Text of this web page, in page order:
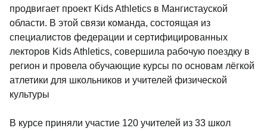
продвигает проект Kids Athletics в Мангистауской
области. В этой связи команда, состоящая из
специалистов федерации и сертифицированных
лекторов Kids Athletics, совершила рабочую поездку в
регион и провела обучающие курсы по основам лёгкой
атлетики для школьников и учителей физической
культуры
В курсе приняли участие 120 учителей из 33 школ